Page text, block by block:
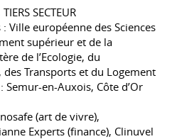
SECTEUR
Ville européenne des Sciences
supérieur et de la
de l’Ecologie, du
Transports et du Logement
en-Auxois, Côte d’Or
(art de vivre),
Experts (finance), Clinuvel